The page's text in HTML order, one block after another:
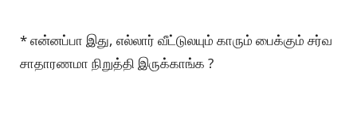
* என்னப்பா இது, எல்லார் வீட்டுலயும் காரும் பைக்கும் சர்வ
சாதாரணமா நிறுத்தி இருக்காங்க ?